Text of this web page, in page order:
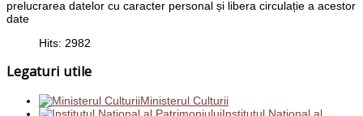
prelucrarea datelor cu caracter personal și libera circulație a acestor
date
Hits: 2982
Legaturi utile
Ministerul Culturii